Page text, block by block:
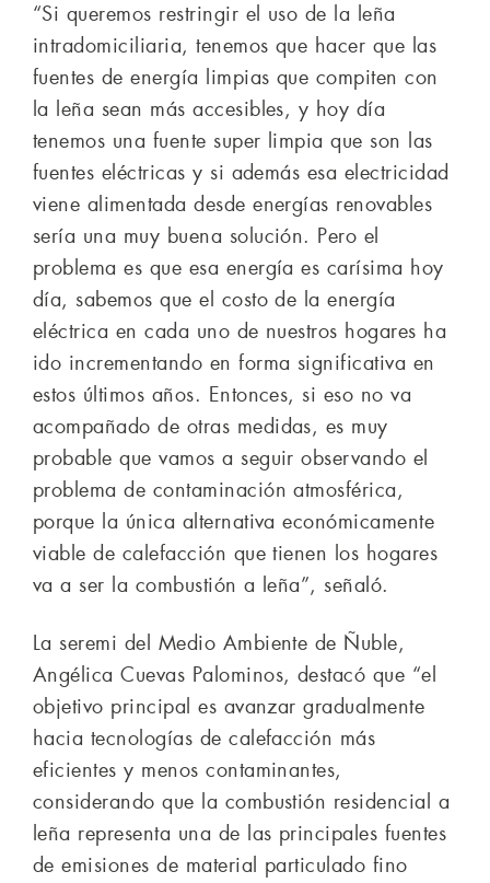
“Si queremos restringir el uso de la leña
intradomiciliaria, tenemos que hacer que las
fuentes de energía limpias que compiten con
la leña sean más accesibles, y hoy día
tenemos una fuente super limpia que son las
fuentes eléctricas y si además esa electricidad
viene alimentada desde energías renovables
sería una muy buena solución. Pero el
problema es que esa energía es carísima hoy
día, sabemos que el costo de la energía
eléctrica en cada uno de nuestros hogares ha
ido incrementando en forma significativa en
estos últimos años. Entonces, si eso no va
acompañado de otras medidas, es muy
probable que vamos a seguir observando el
problema de contaminación atmosférica,
porque la única alternativa económicamente
viable de calefacción que tienen los hogares
va a ser la combustión a leña”, señaló.
La seremi del Medio Ambiente de Ñuble,
Angélica Cuevas Palominos, destacó que “el
objetivo principal es avanzar gradualmente
hacia tecnologías de calefacción más
eficientes y menos contaminantes,
considerando que la combustión residencial a
leña representa una de las principales fuentes
de emisiones de material particulado fino